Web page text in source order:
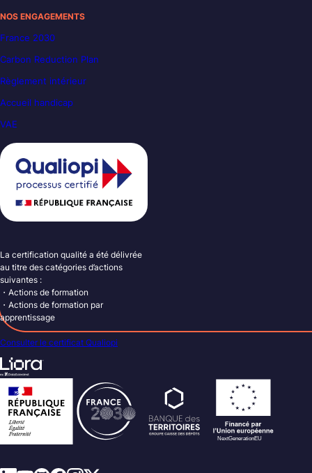
NOS ENGAGEMENTS
France 2030
Carbon Reduction Plan
Règlement intérieur
Accueil handicap
VAE
La certification qualité a été délivrée
au titre des catégories d’actions
suivantes :
・Actions de formation
・Actions de formation par
apprentissage
Consulter le certificat Qualiopi